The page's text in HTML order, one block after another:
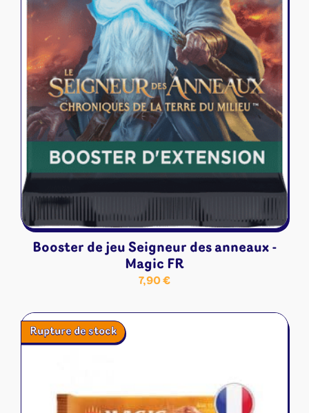
Booster de jeu Seigneur des anneaux -
Magic FR
7,90€
Rupture de stock